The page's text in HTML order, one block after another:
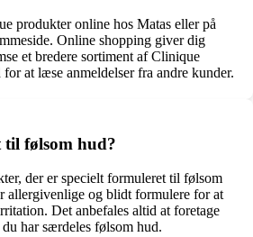
produkter online hos Matas eller på
Online shopping giver dig
et bredere sortiment af Clinique
at læse anmeldelser fra andre kunder.
til følsom hud?
der er specielt formuleret til følsom
allergivenlige og blidt formulere for at
Det anbefales altid at foretage
har særdeles følsom hud.